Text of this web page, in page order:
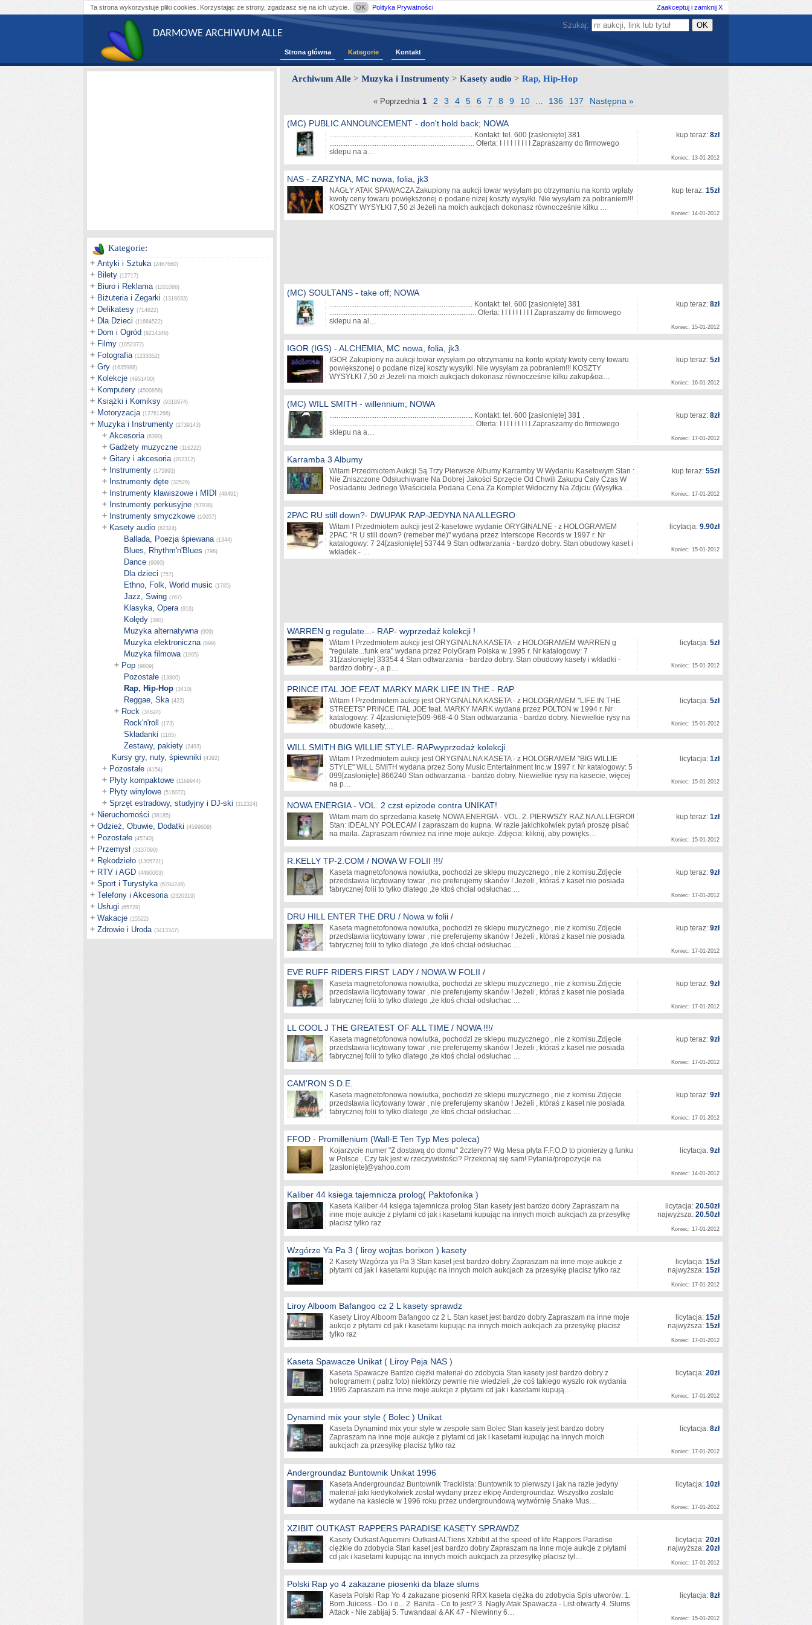
Ta strona wykorzystuje pliki cookies. Korzystając ze strony, zgadzasz się na ich użycie. OK Polityka Prywatności Zaakceptuj i zamknij X
DARMOWE ARCHIWUM ALLE
Strona główna Kategorie Kontakt
Szukaj:
Kategorie:
+ Antyki i Sztuka (2467660)
+ Bilety (12717)
+ Biuro i Reklama (1101086)
+ Biżuteria i Zegarki (1318033)
+ Delikatesy (714822)
+ Dla Dzieci (11664522)
+ Dom i Ogród (9214346)
+ Filmy (1052372)
+ Fotografia (1233352)
+ Gry (1635988)
+ Kolekcje (4951400)
+ Komputery (4500856)
+ Książki i Komiksy (9318974)
+ Motoryzacja (12761266)
+ Muzyka i Instrumenty (2739143)
+ Akcesoria (6390)
+ Gadżety muzyczne (116222)
+ Gitary i akcesoria (202312)
+ Instrumenty (175993)
+ Instrumenty dęte (32529)
+ Instrumenty klawiszowe i MIDI (48491)
+ Instrumenty perkusyjne (57938)
+ Instrumenty smyczkowe (10057)
+ Kasety audio (82324)
Ballada, Poezja śpiewana (1344)
Blues, Rhythm'n'Blues (796)
Dance (6060)
Dla dzieci (757)
Ethno, Folk, World music (1785)
Jazz, Swing (767)
Klasyka, Opera (916)
Kolędy (380)
Muzyka alternatywna (909)
Muzyka elektroniczna (899)
Muzyka filmowa (1995)
+ Pop (9609)
Pozostałe (13800)
Rap, Hip-Hop (3410)
Reggae, Ska (422)
+ Rock (34624)
Rock'n'roll (173)
Składanki (1185)
Zestawy, pakiety (2493)
Kursy gry, nuty, śpiewniki (4392)
+ Pozostałe (4154)
+ Płyty kompaktowe (1169944)
+ Płyty winylowe (516072)
+ Sprzęt estradowy, studyjny i DJ-ski (312324)
+ Nieruchomości (38185)
+ Odzież, Obuwie, Dodatki (4599609)
+ Pozostałe (45740)
+ Przemysł (3137090)
+ Rękodzieło (1305721)
+ RTV i AGD (4480003)
+ Sport i Turystyka (6284249)
+ Telefony i Akcesoria (2320319)
+ Usługi (65729)
+ Wakacje (15522)
+ Zdrowie i Uroda (3413347)
Archiwum Alle > Muzyka i Instrumenty > Kasety audio > Rap, Hip-Hop
« Poprzednia 1 2 3 4 5 6 7 8 9 10 … 136 137 Następna »
(MC) PUBLIC ANNOUNCEMENT - don't hold back; NOWA
............................................................................... Kontakt: tel. 600 [zasłonięte] 381 .
................................................................................ Oferta: I I I I I I I I I Zapraszamy do firmowego
sklepu na a…
kup teraz: 8zł
Koniec: 13-01-2012
NAS - ZARZYNA, MC nowa, folia, jk3
NAGŁY ATAK SPAWACZA Zakupiony na aukcji towar wysyłam po otrzymaniu na konto wpłaty
kwoty ceny towaru powiększonej o podane nizej koszty wysyłki. Nie wysyłam za pobraniem!!!
KOSZTY WYSYŁKI 7,50 zł Jeżeli na moich aukcjach dokonasz równocześnie kilku …
kup teraz: 15zł
Koniec: 14-01-2012
(MC) SOULTANS - take off; NOWA
............................................................................... Kontakt: tel. 600 [zasłonięte] 381
................................................................................. Oferta: I I I I I I I I I Zapraszamy do firmowego
sklepu na al…
kup teraz: 8zł
Koniec: 15-01-2012
IGOR (IGS) - ALCHEMIA, MC nowa, folia, jk3
IGOR Zakupiony na aukcji towar wysyłam po otrzymaniu na konto wpłaty kwoty ceny towaru
powiększonej o podane nizej koszty wysyłki. Nie wysyłam za pobraniem!!! KOSZTY
WYSYŁKI 7,50 zł Jeżeli na moich aukcjach dokonasz równocześnie kilku zakup&oa…
kup teraz: 5zł
Koniec: 16-01-2012
(MC) WILL SMITH - willennium; NOWA
............................................................................... Kontakt: tel. 600 [zasłonięte] 381 .
................................................................................ Oferta: I I I I I I I I I Zapraszamy do firmowego
sklepu na a…
kup teraz: 8zł
Koniec: 17-01-2012
Karramba 3 Albumy
Witam Przedmiotem Aukcji Są Trzy Pierwsze Albumy Karramby W Wydaniu Kasetowym Stan :
Nie Zniszczone Odsłuchiwane Na Dobrej Jakości Sprzęcie Od Chwili Zakupu Cały Czas W
Posiadaniu Jednego Właściciela Podana Cena Za Komplet Widoczny Na Zdjciu (Wysyłka…
kup teraz: 55zł
Koniec: 17-01-2012
2PAC RU still down?- DWUPAK RAP-JEDYNA NA ALLEGRO
Witam ! Przedmiotem aukcji jest 2-kasetowe wydanie ORYGINALNE - z HOLOGRAMEM
2PAC "R U still down? (remeber me)" wydana przez Interscope Records w 1997 r. Nr
katalogowy: 7 24[zasłonięte] 53744 9 Stan odtwarzania - bardzo dobry. Stan obudowy kaset i
wkładek - …
licytacja: 9.90zł
Koniec: 15-01-2012
WARREN g regulate...- RAP- wyprzedaż kolekcji !
Witam ! Przedmiotem aukcji jest ORYGINALNA KASETA - z HOLOGRAMEM WARREN g
"regulate...funk era" wydana przez PolyGram Polska w 1995 r. Nr katalogowy: 7
31 [zasłonięte] 33354 4 Stan odtwarzania - bardzo dobry. Stan obudowy kasety i wkładki -
bardzo dobry -, a p…
licytacja: 5zł
Koniec: 15-01-2012
PRINCE ITAL JOE FEAT MARKY MARK LIFE IN THE - RAP
Witam ! Przedmiotem aukcji jest ORYGINALNA KASETA - z HOLOGRAMEM "LIFE IN THE
STREETS" PRINCE ITAL JOE feat. MARKY MARK wydana przez POLTON w 1994 r. Nr
katalogowy: 7 4[zasłonięte]509-968-4 0 Stan odtwarzania - bardzo dobry. Niewielkie rysy na
obudowie kasety,…
licytacja: 5zł
Koniec: 15-01-2012
WILL SMITH BIG WILLIE STYLE- RAPwyprzedaż kolekcji
Witam ! Przedmiotem aukcji jest ORYGINALNA KASETA - z HOLOGRAMEM "BIG WILLIE
STYLE" WILL SMITH wydana przez Sony Music Entertainment Inc.w 1997 r. Nr katalogowy: 5
099 [zasłonięte] 866240 Stan odtwarzania - bardzo dobry. Niewielkie rysy na kasecie, więcej
na p…
licytacja: 1zł
Koniec: 15-01-2012
NOWA ENERGIA - VOL. 2 czst epizode contra UNIKAT!
Witam mam do sprzedania kasetę NOWA ENERGIA - VOL. 2. PIERWSZY RAZ NA ALLEGRO!!
Stan: IDEALNY POLECAM i zapraszam do kupna. W razie jakichkolwiek pytań proszę pisać
na maila. Zapraszam również na inne moje aukcje. Zdjęcia: kliknij, aby powięks…
kup teraz: 1zł
Koniec: 15-01-2012
R.KELLY TP-2.COM / NOWA W FOLII !!!/
Kaseta magnetofonowa nowiutka, pochodzi ze sklepu muzycznego , nie z komisu.Zdjęcie
przedstawia licytowany towar , nie preferujemy skanów ! Jeżeli , któraś z kaset nie posiada
fabrycznej folii to tylko dlatego ,że ktoś chciał odsłuchac …
kup teraz: 9zł
Koniec: 17-01-2012
DRU HILL ENTER THE DRU / Nowa w folii /
Kaseta magnetofonowa nowiutka, pochodzi ze sklepu muzycznego , nie z komisu.Zdjęcie
przedstawia licytowany towar , nie preferujemy skanów ! Jeżeli , któraś z kaset nie posiada
fabrycznej folii to tylko dlatego ,że ktoś chciał odsłuchac …
kup teraz: 9zł
Koniec: 17-01-2012
EVE RUFF RIDERS FIRST LADY / NOWA W FOLII /
Kaseta magnetofonowa nowiutka, pochodzi ze sklepu muzycznego , nie z komisu.Zdjęcie
przedstawia licytowany towar , nie preferujemy skanów ! Jeżeli , któraś z kaset nie posiada
fabrycznej folii to tylko dlatego ,że ktoś chciał odsłuchac …
kup teraz: 9zł
Koniec: 17-01-2012
LL COOL J THE GREATEST OF ALL TIME / NOWA !!!/
Kaseta magnetofonowa nowiutka, pochodzi ze sklepu muzycznego , nie z komisu.Zdjęcie
przedstawia licytowany towar , nie preferujemy skanów ! Jeżeli , któraś z kaset nie posiada
fabrycznej folii to tylko dlatego ,że ktoś chciał odsłuchac …
kup teraz: 9zł
Koniec: 17-01-2012
CAM'RON S.D.E.
Kaseta magnetofonowa nowiutka, pochodzi ze sklepu muzycznego , nie z komisu.Zdjęcie
przedstawia licytowany towar , nie preferujemy skanów ! Jeżeli , któraś z kaset nie posiada
fabrycznej folii to tylko dlatego ,że ktoś chciał odsłuchac …
kup teraz: 9zł
Koniec: 17-01-2012
FFOD - Promillenium (Wall-E Ten Typ Mes poleca)
Kojarzycie numer "Z dostawą do domu" 2cztery7? Wg Mesa płyta F.F.O.D to pionierzy g funku
w Polsce . Czy tak jest w rzeczywistości? Przekonaj się sam! Pytania/propozycje na
[zasłonięte]@yahoo.com
licytacja: 9zł
Koniec: 14-01-2012
Kaliber 44 ksiega tajemnicza prolog( Paktofonika )
Kaseta Kaliber 44 księga tajemnicza prolog Stan kasety jest bardzo dobry Zapraszam na
inne moje aukcje z płytami cd jak i kasetami kupując na innych moich aukcjach za przesyłkę
płacisz tylko raz
licytacja: 20.50zł
najwyższa: 20.50zł
Koniec: 17-01-2012
Wzgórze Ya Pa 3 ( liroy wojtas borixon ) kasety
2 Kasety Wzgórza ya Pa 3 Stan kaset jest bardzo dobry Zapraszam na inne moje aukcje z
płytami cd jak i kasetami kupując na innych moich aukcjach za przesyłkę płacisz tylko raz
licytacja: 15zł
najwyższa: 15zł
Koniec: 17-01-2012
Liroy Alboom Bafangoo cz 2 L kasety sprawdz
Kasety Liroy Alboom Bafangoo cz 2 L Stan kaset jest bardzo dobry Zapraszam na inne moje
aukcje z płytami cd jak i kasetami kupując na innych moich aukcjach za przesyłkę płacisz
tylko raz
licytacja: 15zł
najwyższa: 15zł
Koniec: 17-01-2012
Kaseta Spawacze Unikat ( Liroy Peja NAS )
Kaseta Spawacze Bardzo ciężki materiał do zdobycia Stan kasety jest bardzo dobry z
hologramem ( patrz foto) niektórzy pewnie nie wiedzieli ,że coś takiego wyszło rok wydania
1996 Zapraszam na inne moje aukcje z płytami cd jak i kasetami kupują…
licytacja: 20zł
Koniec: 17-01-2012
Dynamind mix your style ( Bolec ) Unikat
Kaseta Dynamind mix your style w zespole sam Bolec Stan kasety jest bardzo dobry
Zapraszam na inne moje aukcje z płytami cd jak i kasetami kupując na innych moich
aukcjach za przesyłkę płacisz tylko raz
licytacja: 8zł
Koniec: 17-01-2012
Andergroundaz Buntownik Unikat 1996
Kaseta Andergroundaz Buntownik Tracklista: Buntownik to pierwszy i jak na razie jedyny
materiał jaki kiedykolwiek został wydany przez ekipę Andergroundaz. Wszystko zostało
wydane na kasiecie w 1996 roku przez undergroundową wytwórnię Snake Mus…
licytacja: 10zł
Koniec: 17-01-2012
XZIBIT OUTKAST RAPPERS PARADISE KASETY SPRAWDZ
Kasety Outkast Aquemini Outkast ALTiens Xzbibit at the speed of life Rappers Paradise
ciężkie do zdobycia Stan kaset jest bardzo dobry Zapraszam na inne moje aukcje z płytami
cd jak i kasetami kupując na innych moich aukcjach za przesyłkę płacisz tyl…
licytacja: 20zł
najwyższa: 20zł
Koniec: 17-01-2012
Polski Rap yo 4 zakazane piosenki da blaze slums
Kaseta Polski Rap Yo 4 zakazane piosenki RRX kaseta ciężka do zdobycia Spis utworów: 1.
Born Juicess - Do..i o... 2. Banita - Co to jest? 3. Nagły Atak Spawacza - List otwarty 4. Slums
Attack - Nie zabijaj 5. Tuwandaal & AK 47 - Niewinny 6…
licytacja: 8zł
Koniec: 15-01-2012